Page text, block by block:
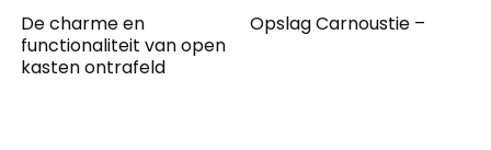
De charme en
functionaliteit van open
kasten ontrafeld
Opslag Carnoustie –